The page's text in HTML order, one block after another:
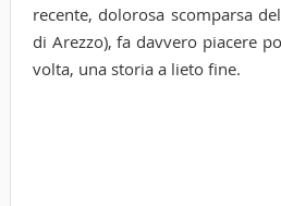
recente, dolorosa scomparsa
di Arezzo), fa davvero piacere
volta, una storia a lieto fine.